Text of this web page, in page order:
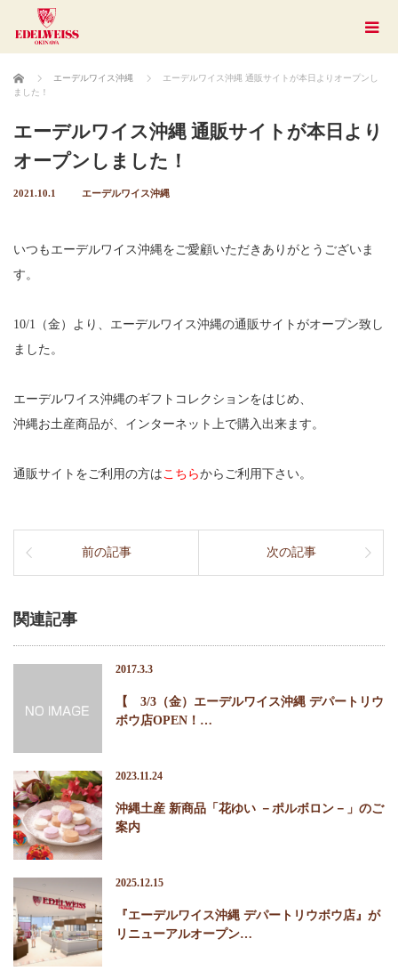
ホーム エーデルワイス沖縄
エーデルワイス沖縄 通販サイトが本日よりオープンし
ました！
エーデルワイス沖縄 通販サイトが本日より
オープンしました！
2021.10.1 エーデルワイス沖縄
いつもエーデルワイス沖縄をご愛顧いただきありがとうございま
す。
10/1（金）より、エーデルワイス沖縄の通販サイトがオープン致し
ました。
エーデルワイス沖縄のギフトコレクションをはじめ、
沖縄お土産商品が、インターネット上で購入出来ます。
通販サイトをご利用の方はこちらからご利用下さい。
前の記事 次の記事
関連記事
2017.3.3
【 3/3（金）エーデルワイス沖縄 デパートリウ
ボウ店OPEN！…
2023.11.24
沖縄土産 新商品「花ゆい －ポルボロン－」のご
案内
2025.12.15
『エーデルワイス沖縄 デパートリウボウ店』が
リニューアルオープン…